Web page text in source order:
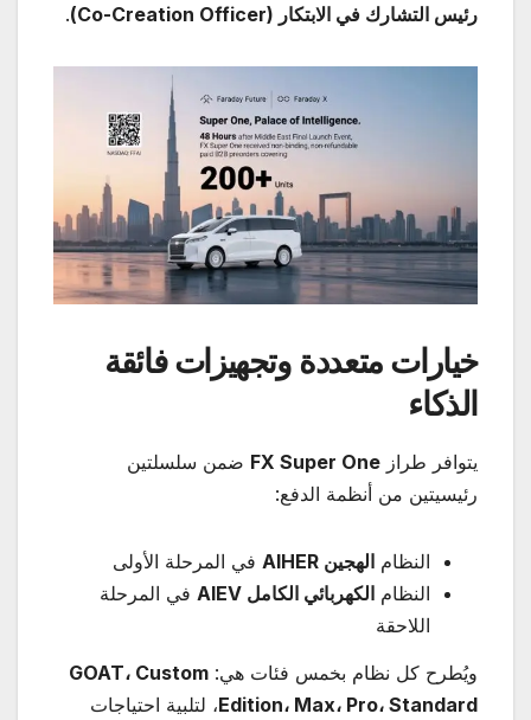
رئيس التشارك في الابتكار (Co-Creation Officer)
.
خيارات متعددة وتجهيزات فائقة
الذكاء
يتوافر طراز FX Super One ضمن سلسلتين
رئيسيتين من أنظمة الدفع:
النظام الهجين
في المرحلة الأولى
النظام الكهربائي الكامل
في المرحلة
اللاحقة
ويُطرح كل نظام بخمس فئات هي:
GOAT، Custom
Edition، Max، Pro، Standard ، لتلبية احتياجات